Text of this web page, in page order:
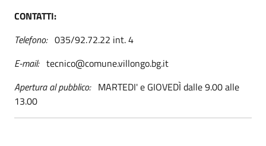
CONTATTI:
Telefono:035/92.72.22 int. 4
E-mail: tecnico@comune.villongo.bg.it
Apertura al pubblico:MARTEDI' e GIOVEDÌ dalle 9.00 alle
13.00